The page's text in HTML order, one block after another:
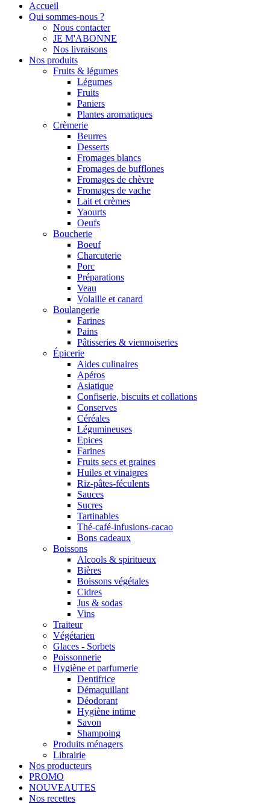
Accueil
Qui sommes-nous ?
Nous contacter
JE M'ABONNE
Nos livraisons
Nos produits
Fruits & légumes
Légumes
Fruits
Paniers
Plantes aromatiques
Crèmerie
Beurres
Desserts
Fromages blancs
Fromages de bufflones
Fromages de chèvre
Fromages de vache
Lait et crèmes
Yaourts
Oeufs
Boucherie
Boeuf
Charcuterie
Porc
Préparations
Veau
Volaille et canard
Boulangerie
Farines
Pains
Pâtisseries & viennoiseries
Épicerie
Aides culinaires
Apéros
Asiatique
Confiserie, biscuits et collations
Conserves
Céréales
Légumineuses
Epices
Farines
Fruits secs et graines
Huiles et vinaigres
Riz-pâtes-féculents
Sauces
Sucres
Tartinables
Thé-café-infusions-cacao
Bons cadeaux
Boissons
Alcools & spiritueux
Bières
Boissons végétales
Cidres
Jus & sodas
Vins
Traiteur
Végétarien
Glaces - Sorbets
Poissonnerie
Hygiène et parfumerie
Dentifrice
Démaquillant
Déodorant
Hygiène intime
Savon
Shampoing
Produits ménagers
Librairie
Nos producteurs
PROMO
NOUVEAUTES
Nos recettes